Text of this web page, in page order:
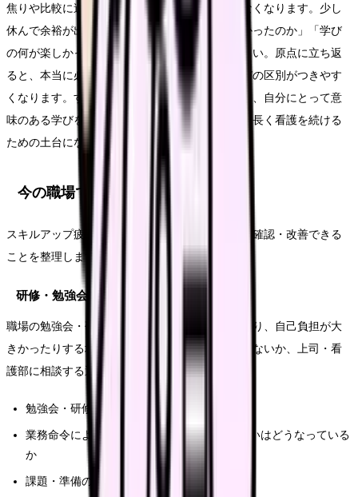
焦りや比較に追われていると、その原点が見えなくなります。少し
休んで余裕が出てきたら、「どんな看護がしたかったのか」「学び
の何が楽しかったのか」を思い出してみてください。原点に立ち返
ると、本当に必要な学びと、手放してもいい学びの区別がつきやす
くなります。すべてを完璧にこなすことではなく、自分にとって意
味のある学びを、自分のペースで続けることが、長く看護を続ける
ための土台になります。
今の職場で改善するルート
スキルアップ疲れを和らげるために、今の職場で確認・改善できる
ことを整理します。
研修・勉強会の負担を見直してもらう
職場の勉強会・研修が勤務時間外に集中していたり、自己負担が大
きかったりする場合、その負担を見直してもらえないか、上司・看
護部に相談する選択肢があります。
勉強会・研修が勤務時間内に組めないか
業務命令による研修の労働時間性・手当の扱いはどうなっている
か
課題・準備の負担を分散できないか